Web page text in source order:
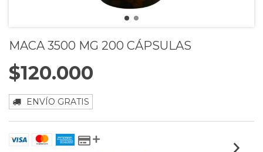
MACA 3500 MG 200 CÁPSULAS
$120.000
ENVÍO GRATIS